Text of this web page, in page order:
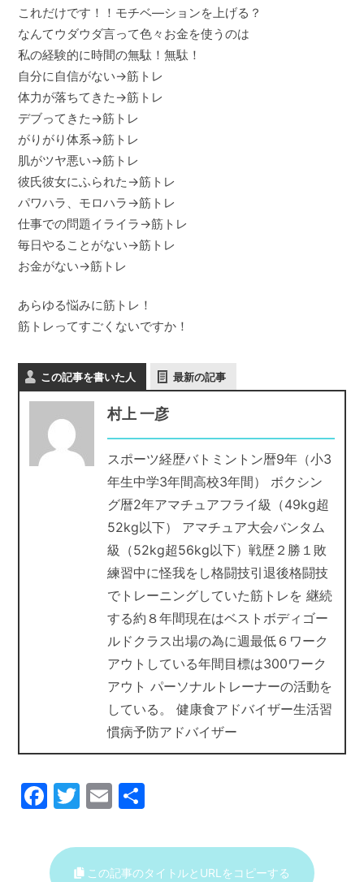
これだけです！！モチベ―ションを上げる？
なんてウダウダ言って色々お金を使うのは
私の経験的に時間の無駄！無駄！
自分に自信がない→筋トレ
体力が落ちてきた→筋トレ
デブってきた→筋トレ
がりがり体系→筋トレ
肌がツヤ悪い→筋トレ
彼氏彼女にふられた→筋トレ
パワハラ、モロハラ→筋トレ
仕事での問題イライラ→筋トレ
毎日やることがない→筋トレ
お金がない→筋トレ
あらゆる悩みに筋トレ！
筋トレってすごくないですか！
この記事を書いた人 最新の記事
村上 一彦
スポーツ経歴バトミントン暦9年（小3
年生中学3年間高校3年間） ボクシン
グ暦2年アマチュアフライ級（49kg超
52kg以下） アマチュア大会バンタム
級（52kg超56kg以下）戦歴２勝１敗
練習中に怪我をし格闘技引退後格闘技
でトレーニングしていた筋トレを 継続
する約８年間現在はベストボディゴー
ルドクラス出場の為に週最低６ワーク
アウトしている年間目標は300ワーク
アウト パーソナルトレーナーの活動を
している。 健康食アドバイザー生活習
慣病予防アドバイザー
F
a
c
e
T
w
itt
er
E
m
ai
l
この記事のタイトルとURLをコピーする